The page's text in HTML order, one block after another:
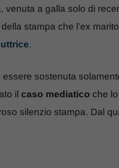
venuta a galla solo di
stampa che l’ex
.
sostenuta
il caso mediatico che
silenzio stampa. Dal